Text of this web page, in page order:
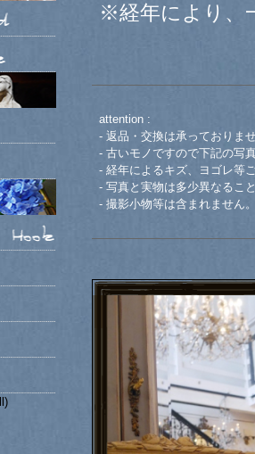
※経年により、
attention :
- 返品・交換は承っておりま
- 古いモノですので下記の写
- 経年によるキズ、ヨゴレ等
- 写真と実物は多少異なるこ
- 撮影小物等は含まれません